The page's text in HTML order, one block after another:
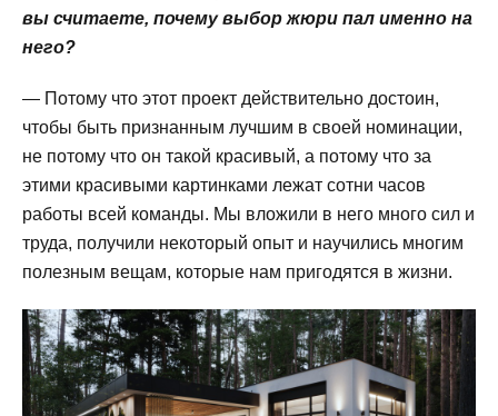
вы считаете, почему выбор жюри пал именно на
него?
— Потому что этот проект действительно достоин,
чтобы быть признанным лучшим в своей номинации,
не потому что он такой красивый, а потому что за
этими красивыми картинками лежат сотни часов
работы всей команды. Мы вложили в него много сил и
труда, получили некоторый опыт и научились многим
полезным вещам, которые нам пригодятся в жизни.